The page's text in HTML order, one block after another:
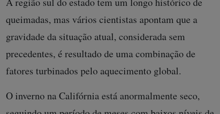
queimadas, mas vários cientistas apontam que a
gravidade da situação atual, considerada sem
precedentes, é resultado de uma combinação de
fatores turbinados pelo aquecimento global.
O inverno na Califórnia está anormalmente seco,